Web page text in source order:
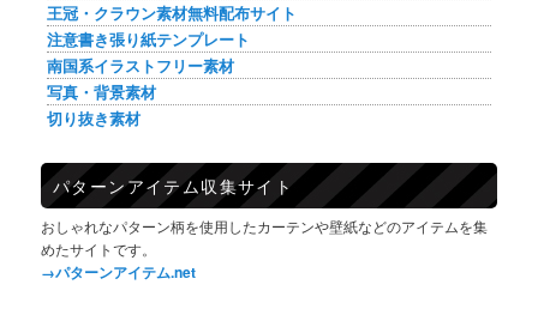
王冠・クラウン素材無料配布サイト
注意書き張り紙テンプレート
南国系イラストフリー素材
写真・背景素材
切り抜き素材
パターンアイテム収集サイト
おしゃれなパターン柄を使用したカーテンや壁紙などのアイテムを集
めたサイトです。
→パターンアイテム.net